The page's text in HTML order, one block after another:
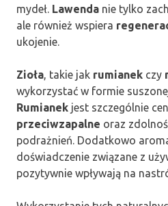
mydeł. Lawenda nie tylko
ale również wspiera
ukojenie.
Zioła, takie jak rumianek czy
wykorzystać w formie
Rumianek jest szczególnie
przeciwzapalne oraz
podrażnień. Dodatkowo
doświadczenie związane z
pozytywnie wpływają na